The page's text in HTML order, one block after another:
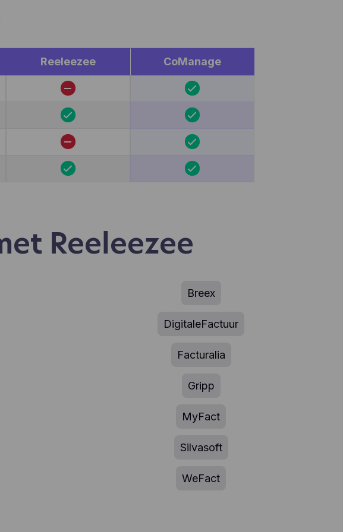
Reeleezee CoManage
Reeleezee
Breex
DigitaleFactuur
Facturalia
Gripp
MyFact
Silvasoft
WeFact
niet leuk vinden,
om gegevens
en hun
deze informatie ooit
of te koppelen